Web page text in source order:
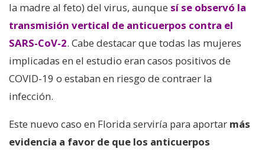
la madre al feto) del virus, aunque sí se observó la
transmisión vertical de anticuerpos contra el
SARS-CoV-2. Cabe destacar que todas las mujeres
implicadas en el estudio eran casos positivos de
COVID-19 o estaban en riesgo de contraer la
infección.
Este nuevo caso en Florida serviría para aportar más
evidencia a favor de que los anticuerpos